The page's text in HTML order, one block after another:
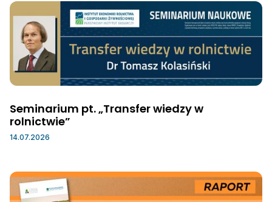
Seminarium pt. „Transfer wiedzy w
rolnictwie”
14.07.2026